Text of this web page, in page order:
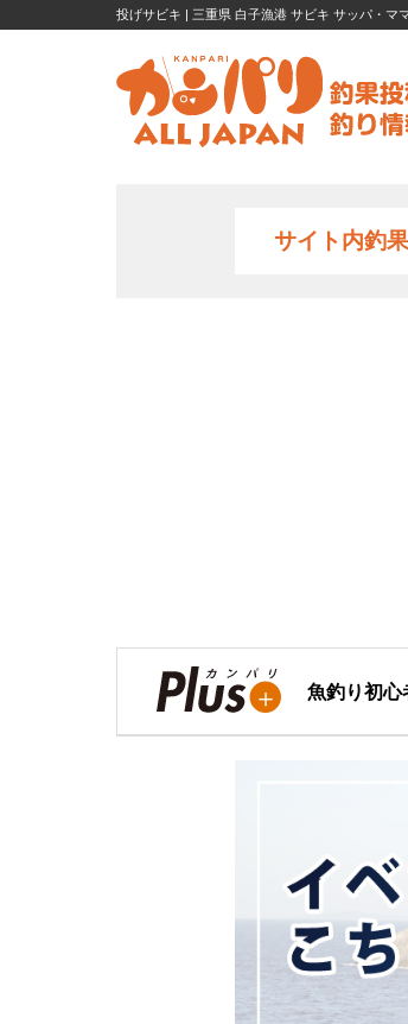
投げサビキ | 三重県 白子漁港 サビキ サッパ・マ
サイト内釣
魚釣り初心